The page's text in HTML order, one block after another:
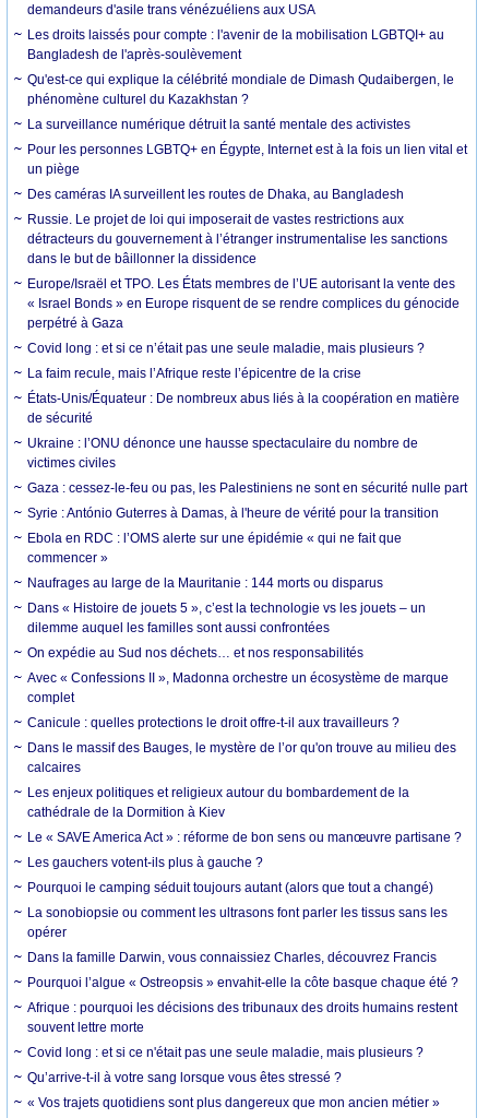
demandeurs d'asile trans vénézuéliens aux USA
Les droits laissés pour compte : l'avenir de la mobilisation LGBTQI+ au
Bangladesh de l'après-soulèvement
Qu'est-ce qui explique la célébrité mondiale de Dimash Qudaibergen, le
phénomène culturel du Kazakhstan ?
La surveillance numérique détruit la santé mentale des activistes
Pour les personnes LGBTQ+ en Égypte, Internet est à la fois un lien vital et
un piège
Des caméras IA surveillent les routes de Dhaka, au Bangladesh
Russie. Le projet de loi qui imposerait de vastes restrictions aux
détracteurs du gouvernement à l’étranger instrumentalise les sanctions
dans le but de bâillonner la dissidence
Europe/Israël et TPO. Les États membres de l’UE autorisant la vente des
« Israel Bonds » en Europe risquent de se rendre complices du génocide
perpétré à Gaza
Covid long : et si ce n’était pas une seule maladie, mais plusieurs ?
La faim recule, mais l’Afrique reste l’épicentre de la crise
États-Unis/Équateur : De nombreux abus liés à la coopération en matière
de sécurité
Ukraine : l’ONU dénonce une hausse spectaculaire du nombre de
victimes civiles
Gaza : cessez-le-feu ou pas, les Palestiniens ne sont en sécurité nulle part
Syrie : António Guterres à Damas, à l'heure de vérité pour la transition
Ebola en RDC : l’OMS alerte sur une épidémie « qui ne fait que
commencer »
Naufrages au large de la Mauritanie : 144 morts ou disparus
Dans « Histoire de jouets 5 », c’est la technologie vs les jouets – un
dilemme auquel les familles sont aussi confrontées
On expédie au Sud nos déchets… et nos responsabilités
Avec « Confessions II », Madonna orchestre un écosystème de marque
complet
Canicule : quelles protections le droit offre-t-il aux travailleurs ?
Dans le massif des Bauges, le mystère de l’or qu'on trouve au milieu des
calcaires
Les enjeux politiques et religieux autour du bombardement de la
cathédrale de la Dormition à Kiev
Le « SAVE America Act » : réforme de bon sens ou manœuvre partisane ?
Les gauchers votent-ils plus à gauche ?
Pourquoi le camping séduit toujours autant (alors que tout a changé)
La sonobiopsie ou comment les ultrasons font parler les tissus sans les
opérer
Dans la famille Darwin, vous connaissiez Charles, découvrez Francis
Pourquoi l’algue « Ostreopsis » envahit-elle la côte basque chaque été ?
Afrique : pourquoi les décisions des tribunaux des droits humains restent
souvent lettre morte
Covid long : et si ce n'était pas une seule maladie, mais plusieurs ?
Qu’arrive-t-il à votre sang lorsque vous êtes stressé ?
« Vos trajets quotidiens sont plus dangereux que mon ancien métier »